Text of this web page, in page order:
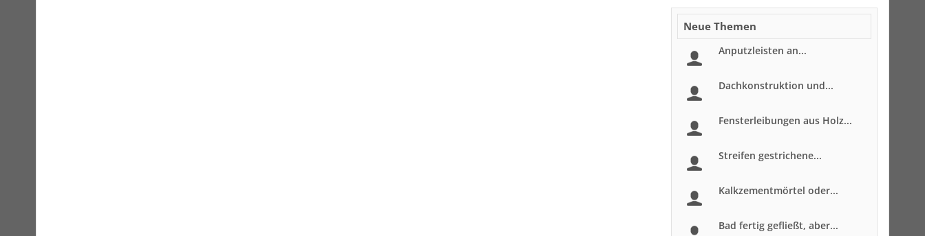
Neue Themen
Anputzleisten an...
Dachkonstruktion und...
Fensterleibungen aus Holz...
Streifen gestrichene...
Kalkzementmörtel oder...
Bad fertig gefließt, aber...